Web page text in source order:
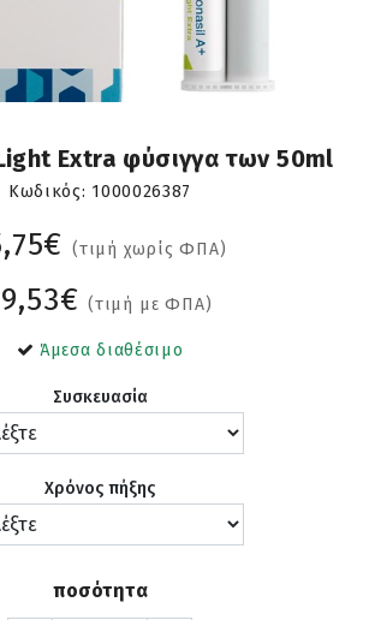
Extra φύσιγγα των 50ml
Κωδικός: 1000026387
(τιμή χωρίς ΦΠΑ)
(τιμή με ΦΠΑ)
Άμεσα διαθέσιμο
Συσκευασία
Χρόνος πήξης
ποσότητα